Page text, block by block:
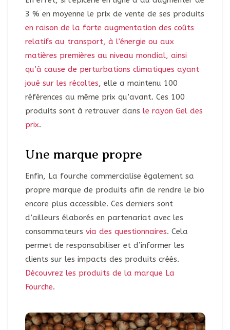
3 % en moyenne le prix de vente de ses produits
en raison de la forte augmentation des coûts
relatifs au transport, à l’énergie ou aux
matières premières au niveau mondial, ainsi
qu’à cause de perturbations climatiques ayant
joué sur les récoltes, elle a maintenu 100
références au même prix qu’avant. Ces 100
produits sont à retrouver dans le rayon Gel des
prix.
Une marque propre
Enfin, La fourche commercialise également sa
propre marque de produits afin de rendre le bio
encore plus accessible. Ces derniers sont
d’ailleurs élaborés en partenariat avec les
consommateurs via des questionnaires. Cela
permet de responsabiliser et d’informer les
clients sur les impacts des produits créés.
Découvrez les produits de la marque La
Fourche.